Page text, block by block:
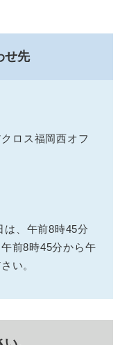
せ先
ロス福岡西オフ
は、午前8時45分
前8時45分から午
い。